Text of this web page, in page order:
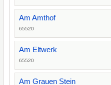
Am Amthof
65520
Am Eltwerk
65520
Am Grauen Stein